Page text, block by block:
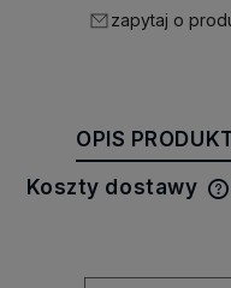
zapytaj o
OPIS
Koszty dostawy